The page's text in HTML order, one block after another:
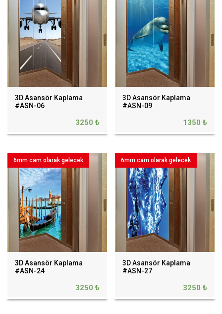
3D Asansör Kaplama
#ASN-06
3250 ₺
3D Asansör Kaplama
#ASN-09
1350 ₺
6mm cam olarak gelecek
3D Asansör Kaplama
#ASN-24
3250 ₺
6mm cam olarak gelecek
3D Asansör Kaplama
#ASN-27
3250 ₺